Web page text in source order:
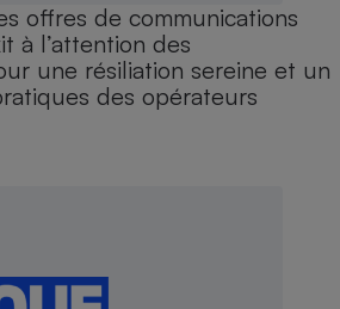
offres de communications
à l’attention des
une résiliation sereine et un
des opérateurs